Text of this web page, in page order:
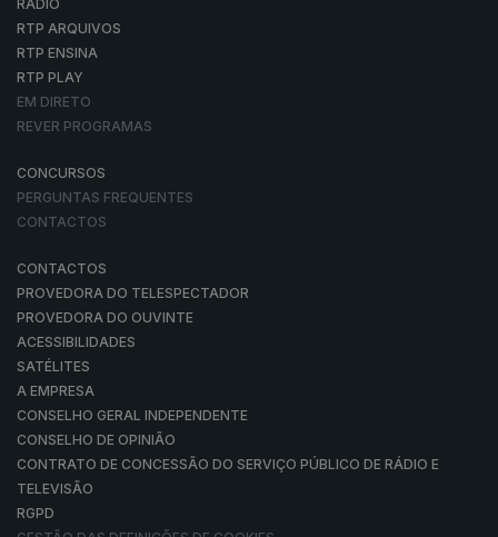
RÁDIO
RTP ARQUIVOS
RTP ENSINA
RTP PLAY
EM DIRETO
REVER PROGRAMAS
CONCURSOS
PERGUNTAS FREQUENTES
CONTACTOS
CONTACTOS
PROVEDORA DO TELESPECTADOR
PROVEDORA DO OUVINTE
ACESSIBILIDADES
SATÉLITES
A EMPRESA
CONSELHO GERAL INDEPENDENTE
CONSELHO DE OPINIÃO
CONTRATO DE CONCESSÃO DO SERVIÇO PÚBLICO DE RÁDIO E
TELEVISÃO
RGPD